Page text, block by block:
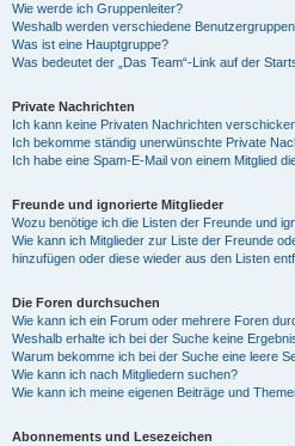
Wie werde ich Gruppenleiter?
Weshalb werden verschiedene
Was ist eine Hauptgruppe?
Was bedeutet der „Das Team“-Link auf der
Private Nachrichten
Ich kann keine Privaten Nachrichten
Ich bekomme ständig unerwünschte Private
Ich habe eine Spam-E-Mail von einem Mitglied
Freunde und ignorierte Mitglieder
Wozu benötige ich die Listen der Freunde und
Wie kann ich Mitglieder zur Liste der Freunde
hinzufügen oder diese wieder aus den Listen
Die Foren durchsuchen
Wie kann ich ein Forum oder mehrere Foren
Weshalb erhalte ich bei der Suche keine
Warum bekomme ich bei der Suche eine leere
Wie kann ich nach Mitgliedern suchen?
Wie kann ich meine eigenen Beiträge und
Abonnements und Lesezeichen